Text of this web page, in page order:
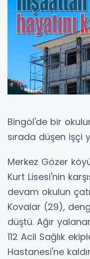
Bingöl'de bir
sırada düşen işçi
Merkez Gözer
Kurt Lisesi'nin
devam okulun
Kovalar (29),
düştü. Ağır
112 Acil Sağlık
Hastanesi'ne